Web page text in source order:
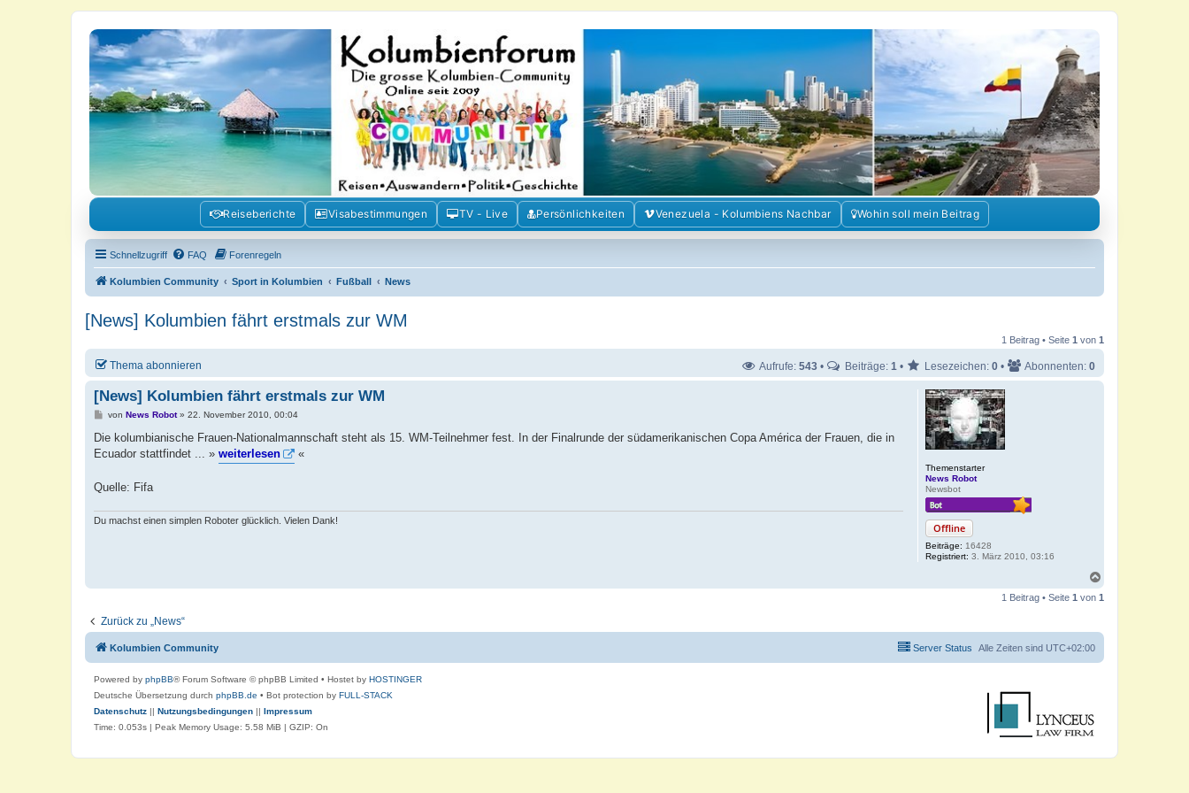
Kolumbienforum - Das grosse Forum der Freunde Kolumbiens
Reisen, Auswandern, Kultur, Politik, Geschichte und Visum in Kolumbien und Venezuela. Austausch, Erfahrungen und Gemeinschaft im Kolumbienforum
Reiseberichte Visabestimmungen TV - Live Persönlichkeiten Venezuela - Kolumbiens Nachbar Wohin soll mein Beitrag
Schnellzugriff FAQ Forenregeln
Kolumbien Community Sport in Kolumbien Fußball News
[News] Kolumbien fährt erstmals zur WM
1 Beitrag • Seite 1 von 1
Thema abonnieren Aufrufe: 543 • Beiträge: 1 • Lesezeichen: 0 • Abonnenten: 0
Themenstarter
News Robot
Newsbot
Offline
Beiträge: 16428
Registriert: 3. März 2010, 03:16
[News] Kolumbien fährt erstmals zur WM
B
i
r
von News Robot» 22. November 2010, 00:04
Die kolumbianische Frauen-Nationalmannschaft steht als 15. WM-Teilnehmer fest. In der Finalrunde der südamerikanischen Copa América der Frauen, die in
Ecuador stattfindet ... » weiterlesen «
Quelle: Fifa
Du machst einen simplen Roboter glücklich. Vielen Dank!
c
b
n
1 Beitrag • Seite 1 von 1
Zurück zu „News“
Kolumbien Community Alle Zeiten sind UTC+02:00
Server Status
Powered by phpBB® Forum Software © phpBB Limited • Hostet by HOSTINGER
Deutsche Übersetzung durch phpBB.de • Bot protection by FULL-STACK
Datenschutz || Nutzungsbedingungen || Impressum
Time: 0.053s | Peak Memory Usage: 5.58 MiB | GZIP: On